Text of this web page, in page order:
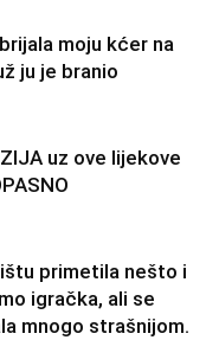
moju kćer na
ju je branio
uz ove lijekove
primetila nešto i
igračka, ali se
mnogo strašnijom.